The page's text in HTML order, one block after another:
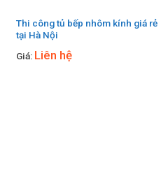
Thi công tủ bếp nhôm kính giá rẻ
tại Hà Nội
Giá: Liên hệ